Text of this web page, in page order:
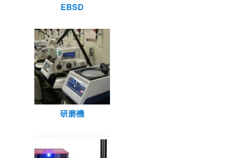
EBSD
研磨機